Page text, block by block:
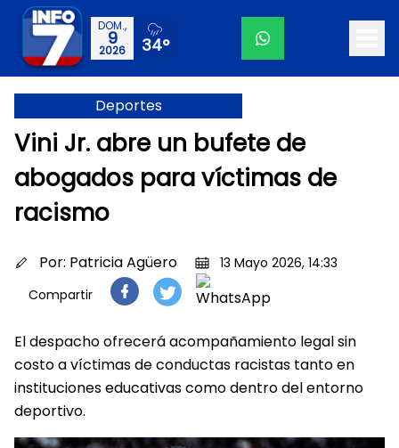
DOM.,
9
2026 34°
Deportes
Vini Jr. abre un bufete de
abogados para víctimas de
racismo
Por: Patricia Agüero
13 Mayo 2026, 14:33
Compartir
El despacho ofrecerá acompañamiento legal sin
costo a víctimas de conductas racistas tanto en
instituciones educativas como dentro del entorno
deportivo.